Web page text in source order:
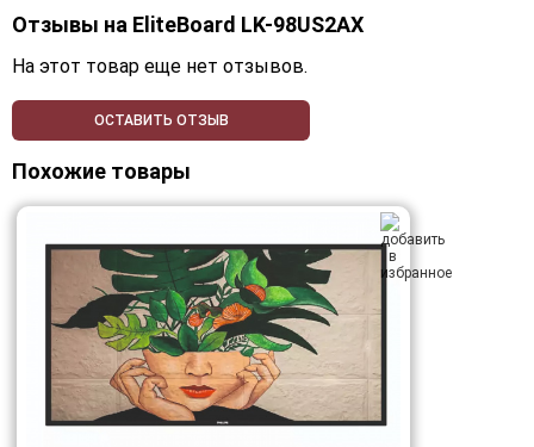
Отзывы на EliteBoard LK-98US2AX
На этот товар еще нет отзывов.
ОСТАВИТЬ ОТЗЫВ
Похожие товары